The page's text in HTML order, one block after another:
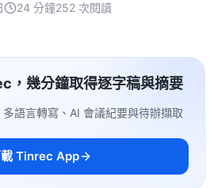
24 分鐘252 次閱讀
，幾分鐘取得逐字稿與摘要
語言轉寫、AI 會議紀要與待辦擷取
Tinrec App